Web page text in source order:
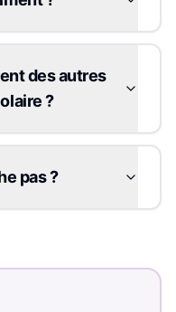
des autres
?
pas ?